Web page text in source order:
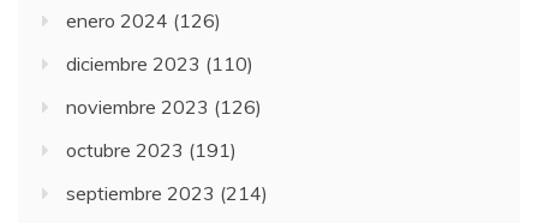
enero 2024 (126)
diciembre 2023 (110)
noviembre 2023 (126)
octubre 2023 (191)
septiembre 2023 (214)